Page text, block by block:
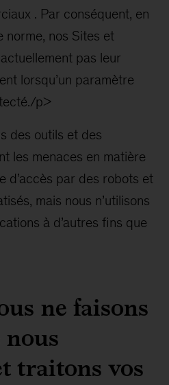
. Par conséquent, en
norme, nos Sites et
pas leur
lorsqu’un paramètre
p>
des outils et des
les menaces en matière
d’accès par des robots et
mais nous n’utilisons
à d’autres fins que
ne faisons
traitons vos